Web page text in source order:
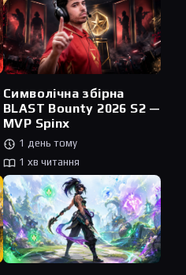
Символічна збірна
BLAST Bounty 2026 S2 —
MVP Spinx
1 день тому
1 хв читання